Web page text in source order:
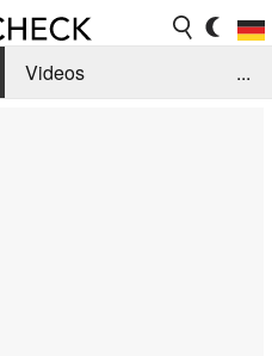
Videos
...